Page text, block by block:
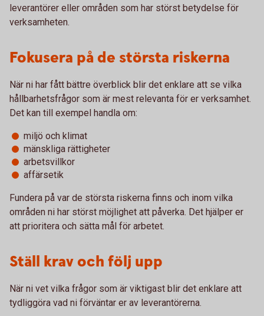
leverantörer eller områden som har störst betydelse för
verksamheten.
Fokusera på de största riskerna
När ni har fått bättre överblick blir det enklare att se vilka
hållbarhetsfrågor som är mest relevanta för er verksamhet.
Det kan till exempel handla om:
miljö och klimat
mänskliga rättigheter
arbetsvillkor
affärsetik
Fundera på var de största riskerna finns och inom vilka
områden ni har störst möjlighet att påverka. Det hjälper er
att prioritera och sätta mål för arbetet.
Ställ krav och följ upp
När ni vet vilka frågor som är viktigast blir det enklare att
tydliggöra vad ni förväntar er av leverantörerna.